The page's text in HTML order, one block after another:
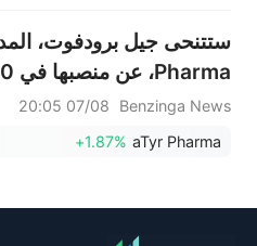
Pharma، عن منصبها في 30 سبتمبر 2026
Benzinga News
07/08 20:05
aTyr Pharma
+1.87%